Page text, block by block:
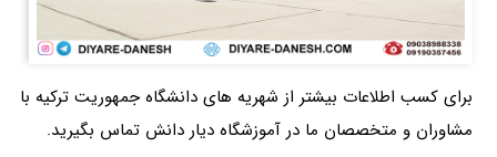
برای کسب اطلاعات بیشتر از شهریه های دانشگاه جمهوریت ترکیه با
مشاوران و متخصصان ما در آموزشگاه دیار دانش تماس بگیرید.